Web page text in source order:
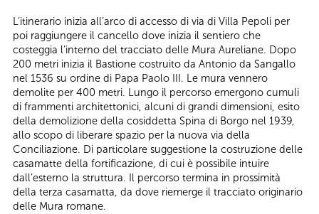
L’itinerario inizia all’arco di accesso di via di Villa Pepoli per
poi raggiungere il cancello dove inizia il sentiero che
costeggia l’interno del tracciato delle Mura Aureliane. Dopo
200 metri inizia il Bastione costruito da Antonio da Sangallo
nel 1536 su ordine di Papa Paolo III. Le mura vennero
demolite per 400 metri. Lungo il percorso emergono cumuli
di frammenti architettonici, alcuni di grandi dimensioni, esito
della demolizione della cosiddetta Spina di Borgo nel 1939,
allo scopo di liberare spazio per la nuova via della
Conciliazione. Di particolare suggestione la costruzione delle
casamatte della fortificazione, di cui è possibile intuire
dall’esterno la struttura. Il percorso termina in prossimità
della terza casamatta, da dove riemerge il tracciato originario
delle Mura romane.